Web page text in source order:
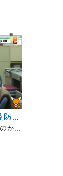
【美濃加茂】美濃加茂市職員防災訓練
2026年6月8日週 ウィークリーみのかもにて放送